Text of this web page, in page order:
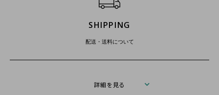
SHIPPING
配送・送料について
詳細を見る